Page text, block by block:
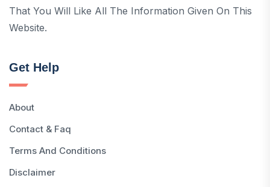
That You Will Like All The Information Given On This
Website.
Get Help
About
Contact & Faq
Terms And Conditions
Disclaimer